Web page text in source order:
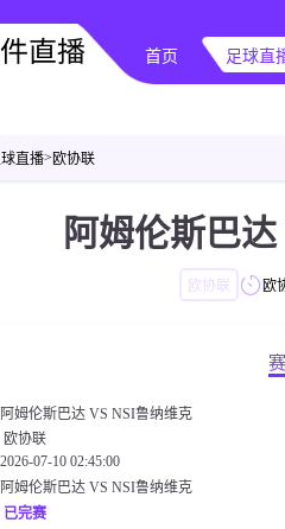
首页 足球直
直播>欧协联
阿姆伦斯巴
欧协联 欧
阿姆伦斯巴达 VS NSI鲁纳维克
欧协联
07-10 02:45:00
阿姆伦斯巴达 VS NSI鲁纳维克
已完赛